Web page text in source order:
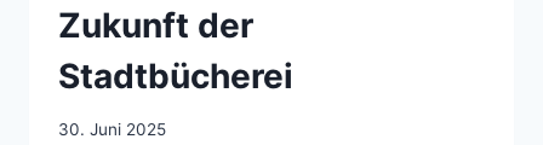
Zukunft der
Stadtbücherei
30. Juni 2025